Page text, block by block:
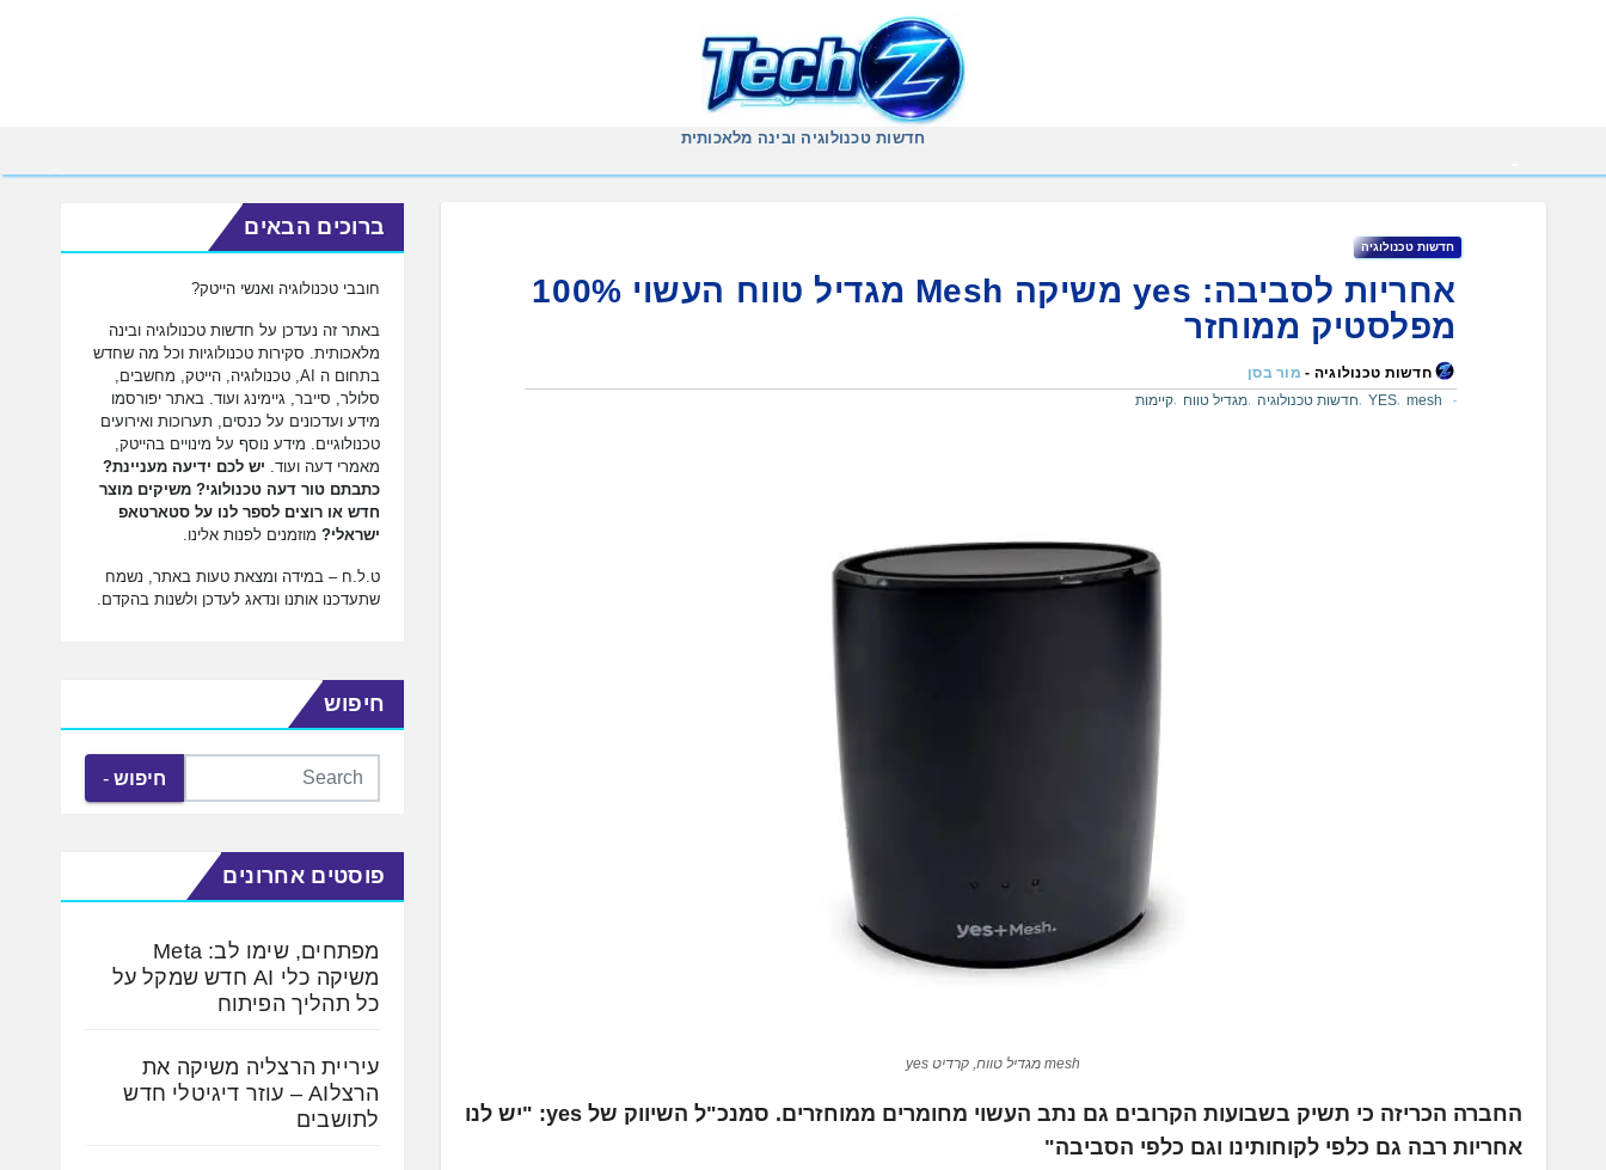
חדשות טכנולוגיה ובינה מלאכותית
חדשות טכנולוגיה
אחריות לסביבה: yes משיקה Mesh מגדיל טווח העשוי 100%
מפלסטיק ממוחזר
חדשות טכנולוגיה - מור בסן
mesh
,
YES
,חדשות טכנולוגיה ,מגדיל טווח ,קיימות
mesh מגדיל טווח, קרדיט yes
החברה הכריזה כי תשיק בשבועות הקרובים גם נתב העשוי מחומרים ממוחזרים. סמנכ"ל השיווק של yes: "יש לנו
אחריות רבה גם כלפי לקוחותינו וגם כלפי הסביבה"
ברוכים הבאים
חובבי טכנולוגיה ואנשי הייטק?
באתר זה נעדכן על חדשות טכנולוגיה ובינה
מלאכותית. סקירות טכנולוגיות וכל מה שחדש
בתחום ה AI, טכנולוגיה, הייטק, מחשבים,
סלולר, סייבר, גיימינג ועוד. באתר יפורסמו
מידע ועדכונים על כנסים, תערוכות ואירועים
טכנולוגיים. מידע נוסף על מינויים בהייטק,
מאמרי דעה ועוד. יש לכם ידיעה מעניינת?
כתבתם טור דעה טכנולוגי? משיקים מוצר
חדש או רוצים לספר לנו על סטארטאפ
ישראלי? מוזמנים לפנות אלינו.
ט.ל.ח – במידה ומצאת טעות באתר, נשמח
שתעדכנו אותנו ונדאג לעדכן ולשנות בהקדם.
חיפוש
חיפוש
פוסטים אחרונים
מפתחים, שימו לב: Meta
משיקה כלי AI חדש שמקל על
כל תהליך הפיתוח
עיריית הרצליה משיקה את
הרצלAI – עוזר דיגיטלי חדש
לתושבים